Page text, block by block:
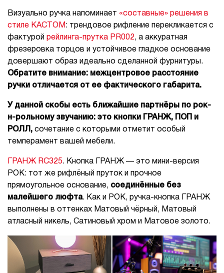
Визуально ручка напоминает «составные» решения в
стиле КАСТОМ : трендовое рифление перекликается с
фактурой рейлинга-прутка PR002, а аккуратная
фрезеровка торцов и устойчивое гладкое основание
довершают образ идеально сделанной фурнитуры.
Обратите внимание: межцентровое расстояние
ручки отличается от ее фактического габарита.
У данной скобы есть ближайшие партнёры по рок-
н-рольному звучанию: это кнопки ГРАНЖ, ПОП и
РОЛЛ, сочетание с которыми отметит особый
темперамент вашей мебели.
ГРАНЖ RC325. Кнопка ГРАНЖ — это мини-версия
РОК: тот же рифлёный пруток и прочное
прямоугольное основание, соединённые без
малейшего люфта. Как и РОК, ручка-кнопка ГРАНЖ
выполнены в оттенках Матовый чёрный, Матовый
атласный никель, Сатиновый хром и Матовое золото.